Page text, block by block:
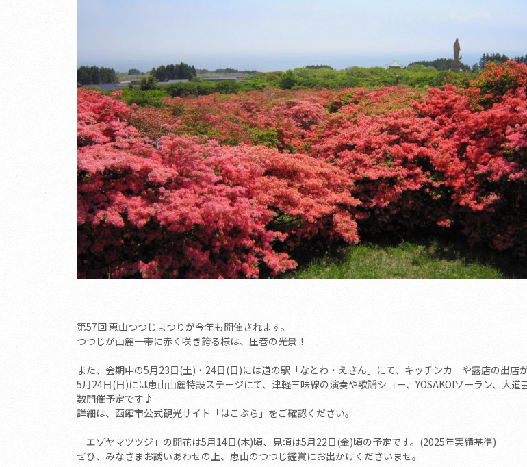
第57回 恵山つつじまつりが今年も開催されます。
つつじが山麓一帯に赤く咲き誇る様は、圧巻の光景！
また、会期中の5月23日(土)・24日(日)には道の駅「なとわ・えさん」にて、キッチンカ―や露店の出店が
5月24日(日)には恵山山麓特設ステージにて、津軽三味線の演奏や歌謡ショー、YOSAKOIソーラン、大道
数開催予定です♪
詳細は、函館市公式観光サイト「はこぶら」をご確認ください。
「エゾヤマツツジ」の開花は5月14日(木)頃、見頃は5月22日(金)頃の予定です。(2025年実績基準)
ぜひ、みなさまお誘いあわせの上、恵山のつつじ鑑賞にお出かけくださいませ。